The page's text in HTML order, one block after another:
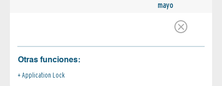
mayo
Otras funciones:
Application Lock